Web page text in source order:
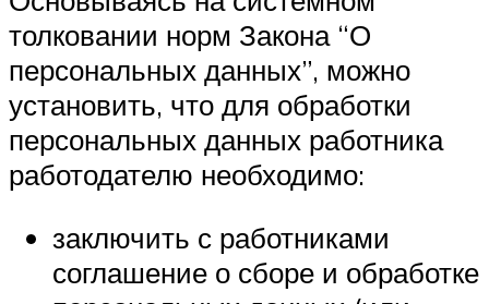
толковании норм Закона “О
персональных данных”, можно
установить, что для обработки
персональных данных работника
работодателю необходимо:
заключить с работниками
соглашение о сборе и обработке